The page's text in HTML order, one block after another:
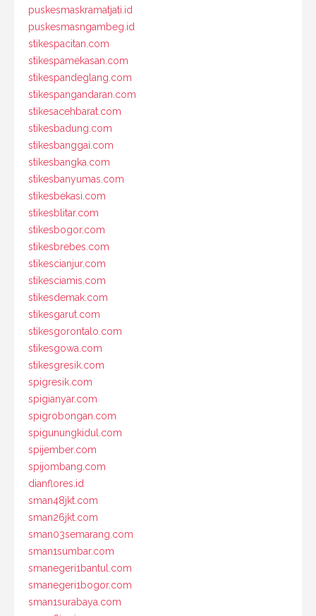
puskesmaskramatjati.id
puskesmasngambeg.id
stikespacitan.com
stikespamekasan.com
stikespandeglang.com
stikespangandaran.com
stikesacehbarat.com
stikesbadung.com
stikesbanggai.com
stikesbangka.com
stikesbanyumas.com
stikesbekasi.com
stikesblitar.com
stikesbogor.com
stikesbrebes.com
stikescianjur.com
stikesciamis.com
stikesdemak.com
stikesgarut.com
stikesgorontalo.com
stikesgowa.com
stikesgresik.com
spigresik.com
spigianyar.com
spigrobongan.com
spigunungkidul.com
spijember.com
spijombang.com
dianflores.id
sman48jkt.com
sman26jkt.com
sman03semarang.com
sman1sumbar.com
smanegeri1bantul.com
smanegeri1bogor.com
sman1surabaya.com